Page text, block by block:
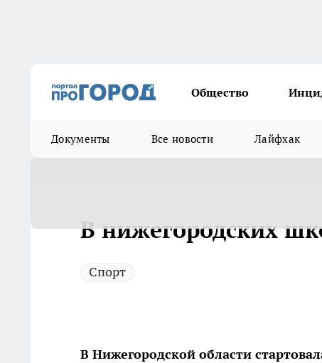
Общество
Документы Все новости Лайфхак
В нижегородских
Спорт
В Нижегородской области